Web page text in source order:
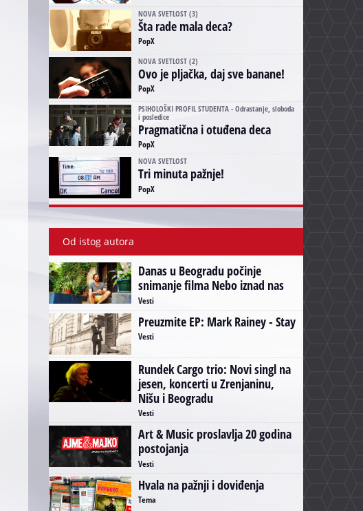
NOVA SVETLOST (3)
Šta rade mala deca?
PopX
NOVA SVETLOST (2)
Ovo je pljačka, daj sve banane!
PopX
PSIHOLOŠKI PROFIL STUDENTA - Odrastanje, sloboda
i posledice
Pragmatična i otuđena deca
PopX
NOVA SVETLOST
Tri minuta pažnje!
PopX
Od istog autora
Danas u Beogradu počinje
snimanje filma Nebo iznad nas
Vesti
Preuzmite EP: Mark Rainey - Stay
Vesti
Rundek Cargo trio: Novi singl na
jesen, koncerti u Zrenjaninu,
Nišu i Beogradu
Vesti
Art & Music proslavlja 20 godina
postojanja
Vesti
Hvala na pažnji i doviđenja
Tema